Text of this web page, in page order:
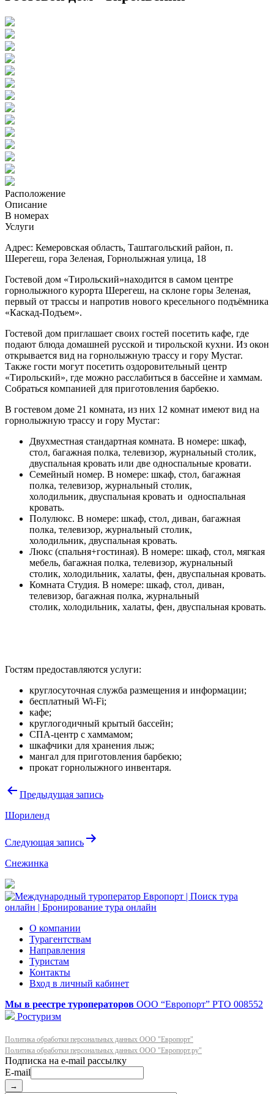
Расположение
Описание
В номерах
Услуги
Адрес: Кемеровская область, Таштагольский район, п.
Шерегеш, гора Зеленая, Горнолыжная улица, 18
Гостевой дом «Тирольский»находится в самом центре
горнолыжного курорта Шерегеш, на склоне горы Зеленая,
первый от трассы и напротив нового кресельного подъёмника
«Каскад-Подъем».
Гостевой дом приглашает своих гостей посетить кафе, где
подают блюда домашней русской и тирольской кухни. Из окон
открывается вид на горнолыжную трассу и гору Мустаг.
Также гости могут посетить оздоровительный центр
«Тирольский», где можно расслабиться в бассейне и хаммам.
Собраться компанией для приготовления барбекю.
В гостевом доме 21 комната, из них 12 комнат имеют вид на
горнолыжную трассу и гору Мустаг:
Двухместная стандартная комната. В номере: шкаф,
стол, багажная полка, телевизор, журнальный столик,
двуспальная кровать или две односпальные кровати.
Семейный номер. В номере: шкаф, стол, багажная
полка, телевизор, журнальный столик,
холодильник, двуспальная кровать и односпальная
кровать.
Полулюкс. В номере: шкаф, стол, диван, багажная
полка, телевизор, журнальный столик,
холодильник, двуспальная кровать.
Люкс (спальня+гостиная). В номере: шкаф, стол, мягкая
мебель, багажная полка, телевизор, журнальный
столик, холодильник, халаты, фен, двуспальная кровать.
Комната Студия. В номере: шкаф, стол, диван,
телевизор, багажная полка, журнальный
столик, холодильник, халаты, фен, двуспальная кровать.
Гостям предоставляются услуги:
круглосуточная служба размещения и информации;
бесплатный Wi-Fi;
кафе;
круглогодичный крытый бассейн;
СПА-центр с хаммамом;
шкафчики для хранения лыж;
мангал для приготовления барбекю;
прокат горнолыжного инвентаря.
Навигация
записям
Предыдущая запись
Шориленд
Следующая запись
Снежинка
О компании
Турагентствам
Направления
Туристам
Контакты
Вход в личный кабинет
Мы в реестре туроператоров ООО “Европорт” РТО 008552
Ростуризм
Политика обработки персональных данных ООО "Европорт"
Политика обработки персональных данных ООО "Европорт.ру"
E-mail
→